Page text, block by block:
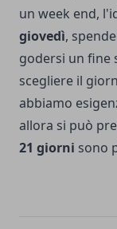
un week end,
giovedì,
godersi un fine
scegliere il
abbiamo
allora si può
21 giorni sono